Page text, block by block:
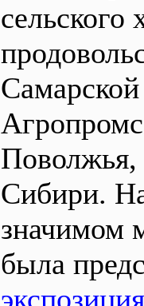
сельского
Поволжья,
Сибири.
значимом
была